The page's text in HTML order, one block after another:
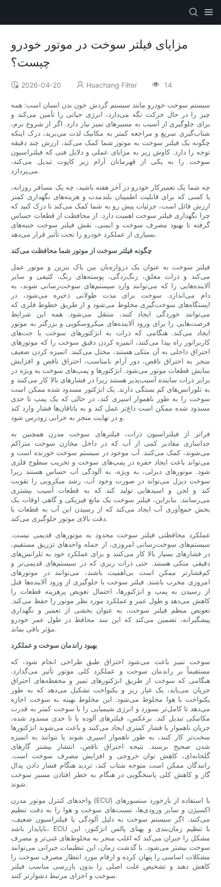
مزایای فیلتر سوخت در موتور خودرو
چیست؟
2026-04-20 Huachang Filter 14
سیستم سوخت خودرو مانند سیستم گردش خون بدن انسان است: همه
چیز را در حال حرکت نگه می‌دارد، انرژی حیاتی را تأمین می‌کند و
برای جلوگیری از آسیب به مسیرهای تمیز نیاز دارد. اگر از شروع نرم،
شتاب‌گیری سریع و مراجعه کمتر به مکانیک لذت می‌برید، درک اینکه
چگونه یک فیلتر سوخت به موتور شما کمک می‌کند، ارزش چند دقیقه
توجه را دارد. کاوش زیر به مزایای عملی و دلایل فنی که فیلتراسیون
سوخت را به یکی از قهرمانان آرام زیر کاپوت تبدیل می‌کند،
می‌پردازد.
چه شما یک تعمیرکار خودرو در آخر هفته باشید، چه یک مسافر روزانه،
یا کسی که برای قابلیت اطمینان بلندمدت و هزینه‌های نگهداری کمتر
ارزش قائل است، جزئیات پیش رو به شما کمک می‌کند تا درک کنید که
چرا نگهداری فیلتر سوخت اهمیت دارد. از محافظت از قطعات حساس
گرفته تا بهبود مصرف سوخت و ایمنی، نقش فیلتر سوخت جنبه‌های
بسیاری از عملکرد خودرو را تحت تأثیر قرار می‌دهد.
چگونه فیلتر سوخت از موتور شما محافظت می‌کند
فیلتر سوخت به عنوان یک دروازه‌بان بین باک بنزین و موتور عمل
می‌کند و ذرات معلق، زنگ‌زدگی، پوسته‌های رنگ، کثیفی و سایر
آلاینده‌هایی را که می‌توانند وارد سیستم‌های سوخت‌رسانی شوند، به
دام می‌اندازد. سوخت برای مدت طولانی ذخیره می‌شود، در
ایستگاه‌های سوخت‌گیری مخلوط می‌شود و از طریق خطوط فلزی که
می‌توانند خوردگی ایجاد کنند، منتقل می‌شود. همه این شرایط
فرصت‌هایی را برای ورود آلاینده‌های میکروسکوپی و بزرگتر به موتور
ایجاد می‌کند. هنگامی که ذرات به انژکتورهای سوخت یا جت‌های
کاربراتور راه پیدا می‌کنند، اتمیزه کردن دقیق سوخت را که موتورهای
احتراق داخلی به آن متکی هستند، مختل می‌کنند. اتمیزه کردن ضعیف
منجر به احتراق ناقص، دور آرام نامناسب، احتراق ناقص و افزایش
سایش قطعات موتور می‌شود. انژکتورها و پمپ‌های سوخت به ویژه در
برابر ذرات ساینده آسیب‌پذیر هستند زیرا در فشارهای بالا کار می‌کنند و
به تلورانس‌های کم بستگی دارند. یک انژکتور مسدود شده ممکن است
سوخت را به طور ناهموار اسپری کند، در حالی که یک پمپ تا حدی
مسدود شده ممکن است داغ‌تر عمل کند و به یاتاقان‌ها فشار وارد کند
و در نهایت منجر به خرابی زودرس شود.
فراتر از فیلتراسیون ذرات، فیلترهای سوخت مدرن همچنین به
جداسازی مقادیر کمی از آب که در داخل مخازن سوخت متراکم
می‌شوند، کمک می‌کنند. آب موجود در سیستم سوخت خورنده است و
می‌تواند باعث ایجاد حفره در پمپ‌های سوخت و تخریب سطوح فلزی
شود. موتورهای دیزلی، به ویژه، به آلودگی آب حساس هستند زیرا
سوخت دیزل می‌تواند در صورت وجود آب، رشد میکروبی را تقویت
کند و لجن و اسیدهایی تولید کند که به قطعات آسیب بیشتری
می‌رسانند. بنابراین، فیلتر سوخت یک مانع فیزیکی و گاهی اوقات یک
بخش جمع‌آوری آب ایجاد می‌کند که از رسیدن این آب به قطعات با
دقت بالای موتور جلوگیری می‌کند.
عملکرد محافظتی فیلتر سوخت محدود به موتورهای قدیمی نیست.
سیستم‌های سوخت‌رسانی امروزی، از جمله واحدهای تزریق مستقیم،
در فشارهای بسیار بالا کار می‌کنند و برای عملکرد خود به تلرانس‌های
دقیقی متکی هستند. حتی ذرات ریزی که در سیستم‌های قدیمی‌تر و
کم‌فشارتر ممکن است بی‌اهمیت باشند، می‌توانند در موتورهای
امروزی مخرب باشند. فیلتر سوخت با جلوگیری از ورود آلاینده‌ها قبل
از رسیدن به پمپ و انژکتورها، احتمال تعویض پرهزینه قطعات را
کاهش می‌دهد و طول عمر و عملکرد مورد نظر موتور را حفظ می‌کند.
تعویض منظم فیلتر سوخت، به عنوان بخشی از تعمیر و نگهداری
پیشگیرانه، تضمین می‌کند که این سد محافظ در طول عمر خودرو
مؤثر باقی بماند.
بهبود راندمان سوخت و عملکرد
سوخت تمیز باعث می‌شود احتراق طبق طراحی انجام شود، که
مستقیماً بر راندمان سوخت و عملکرد کلی موتور تأثیر می‌گذارد.
هنگامی که سوخت از طریق انژکتورهای تمیز و محفظه‌های احتراق
جریان می‌یابد، یک غبار ریز و یکنواخت تشکیل می‌دهد که به طور
یکنواخت با هوا مخلوط می‌شود. این مخلوط بهینه به سوخت اجازه
می‌دهد تا کامل‌تر بسوزد و انرژی شیمیایی را با سوخت کمتر به قدرت
مکانیکی تبدیل کند. برعکس، فیلترهای آلوده یا تا حدی مسدود شده،
جریان ناهموار یا فشار کمتری ایجاد می‌کنند و باعث می‌شوند انژکتورها
سخت‌تر کار کنند، به طور ناهموار اسپری شوند یا نتوانند به اتمیزه
شدن صحیح برسند. نتیجه احتراق ناقص، انتشار بیشتر گازهای
گلخانه‌ای، کاهش توان خروجی و افزایش مصرف سوخت است.
رانندگان ممکن است متوجه شتاب کند، تردید هنگام فشار دادن پدال
گاز و کاهش کلی پاسخگویی در هنگام به خطر افتادن مسیر سوخت
شوند.
واحدهای کنترل موتور مدرن (ECU) با استفاده از بازخورد سنسورهای
اکسیژن و سایر ورودی‌ها، نسبت‌های سوخت و هوا را به دقت تنظیم
می‌کنند. اگر سیستم سوخت به دلیل آلودگی یا فیلتراسیون ضعیف،
ناپایدار باشد، ECU با تنظیم زمان‌بندی و پهنای پالس انژکتور، این
مشکل را جبران می‌کند که اغلب منجر به مخلوط‌های غنی‌تر و مصرف
سوخت بیشتر می‌شود. با گذشت زمان، این تنظیمات جبرانی می‌توانند
مشکلات اساسی را پنهان کرده و ارقام مورد انتظار مصرف سوخت را
کاهش دهند و تشخیص علت اصلی را بدون بازرسی مناسب فیلتر
سوخت و اجزای مرتبط دشوارتر کنند.